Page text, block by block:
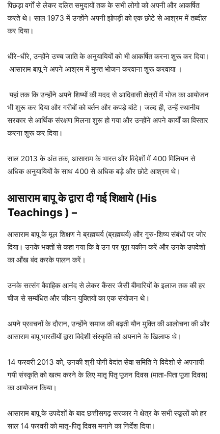
पिछड़ा वर्गों से लेकर दलित समुदायों तक के सभी लोगो को अपनी और आकर्षित
करते थे। साल 1973 में उन्होंने अपनी झोपड़ी को एक छोटे से आश्रम में तब्दील
कर दिया।
धीरे-धीरे, उन्होंने उच्च जाति के अनुयायियों को भी आकर्षित करना शुरू कर दिया।
आसाराम बापू ने अपने आश्रम में मुफ्त भोजन करवाना शुरू करवाया ।
यहां तक ​​कि उन्होंने अपने शिष्यों की मदद से आदिवासी क्षेत्रों में भोज का आयोजन
भी शुरू कर दिया और गरीबों को बर्तन और कपड़े बांटे। जल्द ही, उन्हें स्थानीय
सरकार से आर्थिक संरक्षण मिलना शुरू हो गया और उन्होंने अपने कार्यों का विस्तार
करना शुरू कर दिया।
साल 2013 के अंत तक, आसाराम के भारत और विदेशों में 400 मिलियन से
अधिक अनुयायियों के साथ 400 से अधिक बड़े और छोटे आश्रम थे।
आसाराम बापू के द्वारा दी गई शिक्षाये (His
Teachings ) –
आसाराम बापू के मूल शिक्षण ने ब्रह्मचर्य (ब्रह्मचर्य) और गुरु-शिष्य संबंधों पर जोर
दिया। उनके भक्तों से कहा गया कि वे उन पर पूरा यकीन करें और उनके उपदेशों
का आँख बंद करके पालन करें।
उनके सत्संग वैवाहिक आनंद से लेकर कैंसर जैसी बीमारियों के इलाज तक की हर
चीज से सम्बंधित और जीवन युक्तियों का एक संयोजन थे।
अपने प्रवचनों के दौरान, उन्होंने समाज की बढ़ती यौन मुक्ति की आलोचना की और
आसाराम बापू भारतीयों द्वारा विदेशी संस्कृति को अपनाने के खिलाफ थे।
14 फरवरी 2013 को, उनकी श्री योगी वेदांत सेवा समिति ने विदेशो से अपनायी
गयी संस्कृति को खत्म करने के लिए मातृ पितृ पूजन दिवस (माता-पिता पूजा दिवस)
का आयोजन किया।
आसाराम बापू के उपदेशों के बाद छत्तीसगढ़ सरकार ने क्षेत्र के सभी स्कूलों को हर
साल 14 फरवरी को मातृ-पितृ दिवस मनाने का निर्देश दिया।